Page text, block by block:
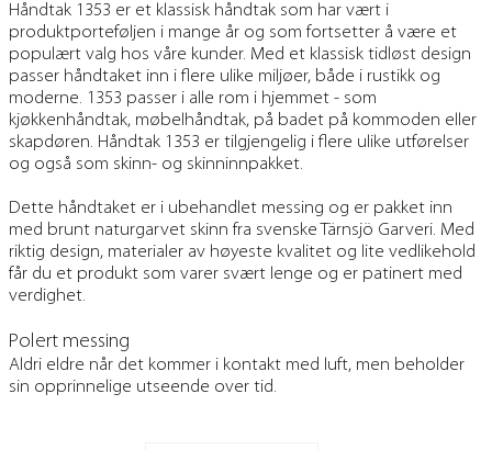
Håndtak 1353 er et klassisk håndtak som har vært i
produktporteføljen i mange år og som fortsetter å være et
populært valg hos våre kunder. Med et klassisk tidløst design
passer håndtaket inn i flere ulike miljøer, både i rustikk og
moderne. 1353 passer i alle rom i hjemmet - som
kjøkkenhåndtak, møbelhåndtak, på badet på kommoden eller
skapdøren. Håndtak 1353 er tilgjengelig i flere ulike utførelser
og også som skinn- og skinninnpakket.
Dette håndtaket er i ubehandlet messing og er pakket inn
med brunt naturgarvet skinn fra svenske Tärnsjö Garveri. Med
riktig design, materialer av høyeste kvalitet og lite vedlikehold
får du et produkt som varer svært lenge og er patinert med
verdighet.
Polert messing
Aldri eldre når det kommer i kontakt med luft, men beholder
sin opprinnelige utseende over tid.